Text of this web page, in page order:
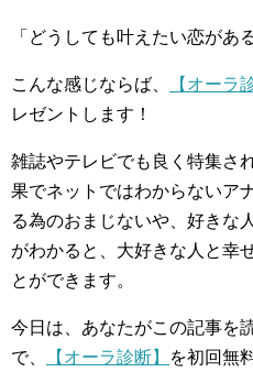
「どうしても叶えたい恋があ
こんな感じならば、 【オーラ
レゼントします！
雑誌やテレビでも良く特集さ
果でネットではわからないア
る為のおまじないや、好きな
がわかると、大好きな人と幸
とができます。
今日は、あなたがこの記事を
で、
【オーラ診断】 を初回無